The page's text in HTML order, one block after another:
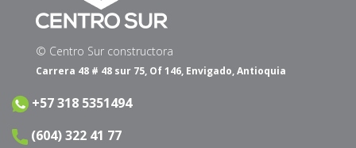
© Centro Sur constructora
Carrera 48 # 48 sur 75, Of 146, Envigado, Antioquia
+57 318 5351494
(604) 322 41 77